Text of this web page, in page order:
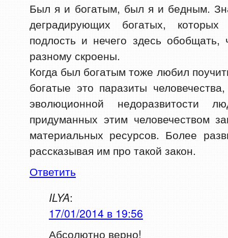
Был я и богатым, был я и бедным.
деградирующих богатых,
подлость и нечего здесь
разному скроены.
Когда был богатым тоже любил
богатые это паразиты
эволюционной недоразвитости
придуманных этим человечеством
материальных ресурсов. Более
рассказывая им про такой закон.
Ответить
ILYA:
17/01/2014 в 19:56
Абсолютно верно!